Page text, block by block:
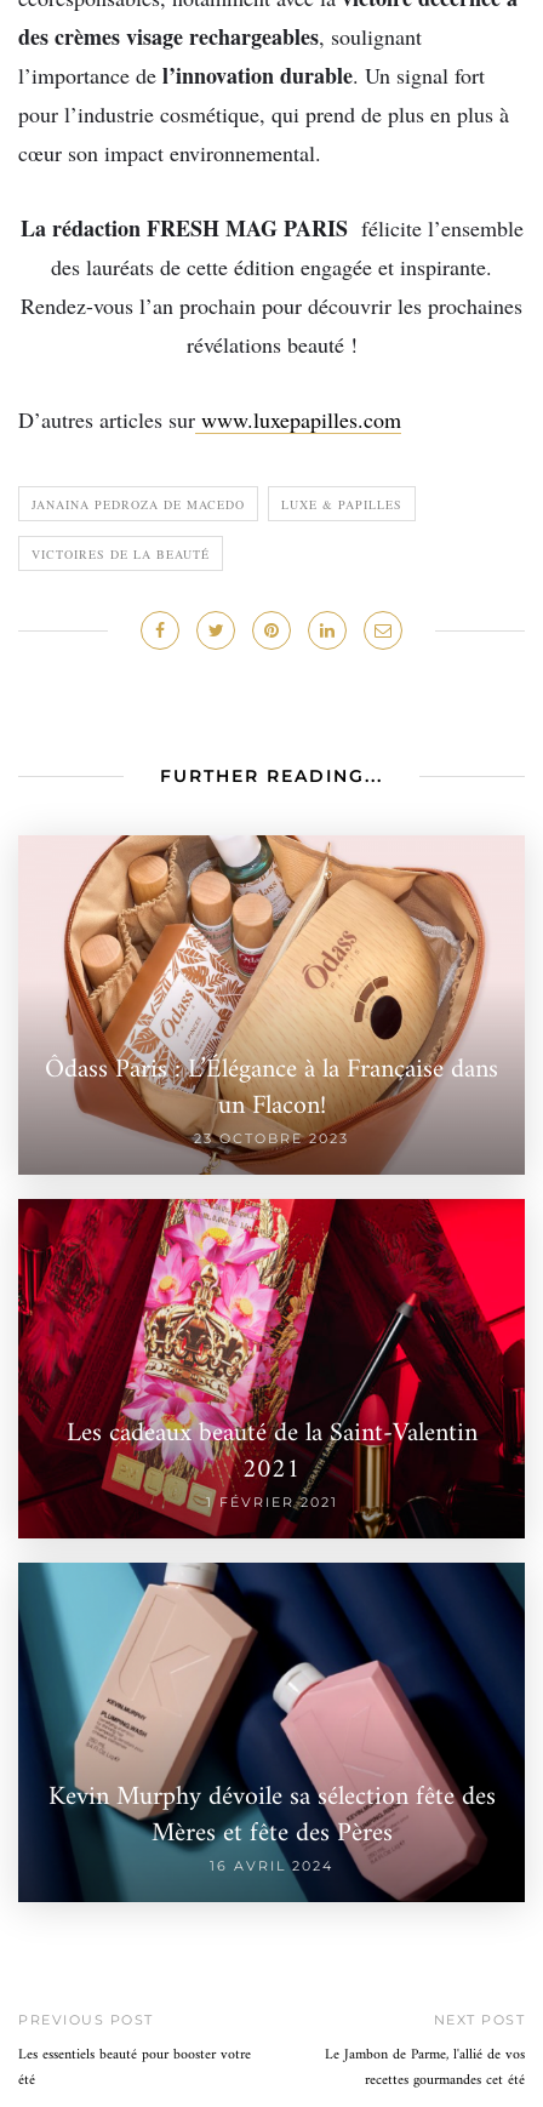
des crèmes visage rechargeables, soulignant
l’importance de l’innovation durable. Un signal fort
pour l’industrie cosmétique, qui prend de plus en plus à
cœur son impact environnemental.
La rédaction FRESH MAG PARIS félicite l’ensemble
des lauréats de cette édition engagée et inspirante.
Rendez-vous l’an prochain pour découvrir les prochaines
révélations beauté !
D’autres articles sur www.luxepapilles.com
JANAINA PEDROZA DE MACEDO LUXE & PAPILLES
VICTOIRES DE LA BEAUTÉ
FURTHER READING...
Ôdass Paris : L’Élégance à la Française dans
un Flacon!
23 OCTOBRE 2023
Les cadeaux beauté de la Saint-Valentin
2021
1 FÉVRIER 2021
Kevin Murphy dévoile sa sélection fête des
Mères et fête des Pères
16 AVRIL 2024
PREVIOUS POST
Les essentiels beauté pour booster votre
été
NEXT POST
Le Jambon de Parme, l'allié de vos
recettes gourmandes cet été